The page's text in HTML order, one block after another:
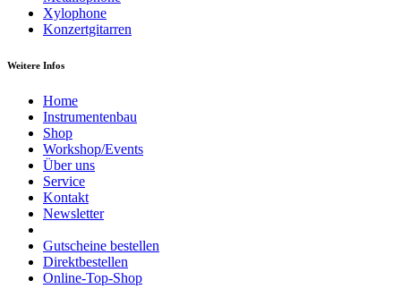
Xylophone
Konzertgitarren
Weitere Infos
Home
Instrumentenbau
Shop
Workshop/Events
Über uns
Service
Kontakt
Newsletter
Gutscheine bestellen
Direktbestellen
Online-Top-Shop